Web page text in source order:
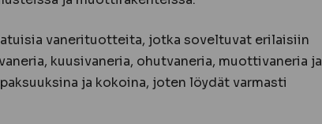
vanerituotteita, jotka soveltuvat erilaisiin
kuusivaneria, ohutvaneria, muottivaneria ja
ja kokoina, joten löydät varmasti